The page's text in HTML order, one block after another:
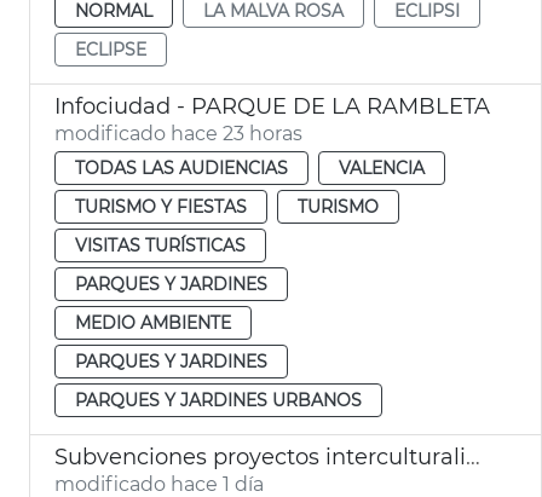
NORMAL
LA MALVA ROSA
ECLIPSI
ECLIPSE
Infociudad - PARQUE DE LA RAMBLETA
modificado hace 23 horas
TODAS LAS AUDIENCIAS
VALENCIA
TURISMO Y FIESTAS
TURISMO
VISITAS TURÍSTICAS
PARQUES Y JARDINES
MEDIO AMBIENTE
PARQUES Y JARDINES
PARQUES Y JARDINES URBANOS
Subvenciones proyectos interculturalidad, prevención del racismo y la xenofobia
modificado hace 1 día